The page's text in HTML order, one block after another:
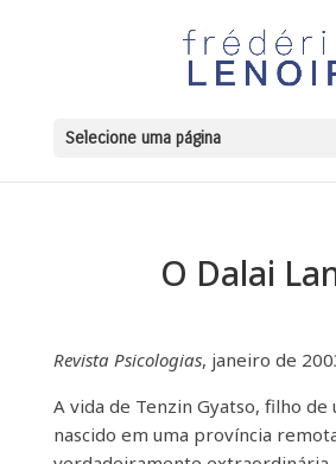
Selecione uma página
O Dalai
Revista Psicologias, janeiro de
A vida de Tenzin Gyatso, filho de
nascido em uma província